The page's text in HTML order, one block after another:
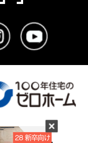
431